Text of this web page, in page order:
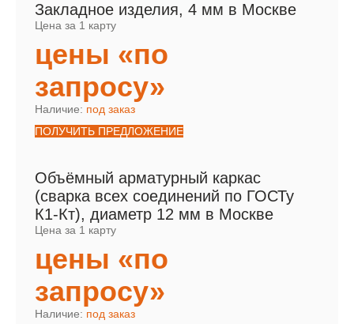
Закладное изделия, 4 мм в Москве
Цена за 1 карту
цены «по
запросу»
Наличие: под заказ
ПОЛУЧИТЬ ПРЕДЛОЖЕНИЕ
Объёмный арматурный каркас
(сварка всех соединений по ГОСТу
К1-Кт), диаметр 12 мм в Москве
Цена за 1 карту
цены «по
запросу»
Наличие: под заказ